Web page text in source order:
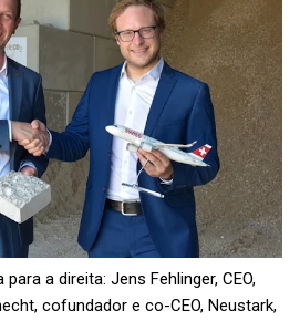
a direita: Jens Fehlinger, CEO,
cofundador e co-CEO, Neustark,